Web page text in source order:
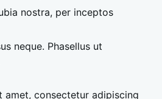
nostra, per inceptos
neque. Phasellus ut
amet, consectetur adipiscing